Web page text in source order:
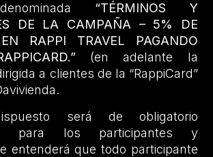
“TÉRMINOS Y
DE LA CAMPAÑA – 5% DE
RAPPI TRAVEL PAGANDO
(en adelante la
a clientes de la “RappiCard”
será de obligatorio
para los participantes y
entenderá que todo participante